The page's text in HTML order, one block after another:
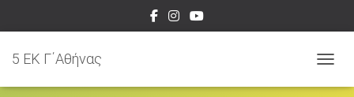
5 EK Γ΄Αθήνας